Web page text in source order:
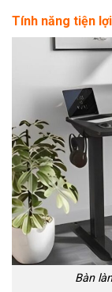
Tính năng tiện
Bàn